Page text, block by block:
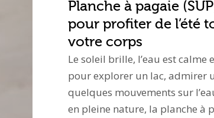
Planche à pagaie
pour profiter de l’été
votre corps
Le soleil brille, l’eau est calme
pour explorer un lac, admirer
quelques mouvements sur
en pleine nature, la planche à